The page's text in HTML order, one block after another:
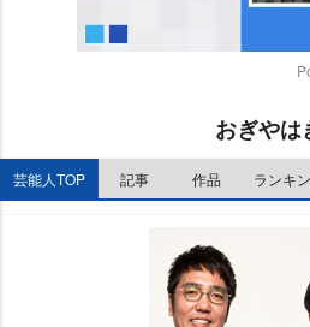
おぎやは
芸能人TOP 記事 作品 ランキ